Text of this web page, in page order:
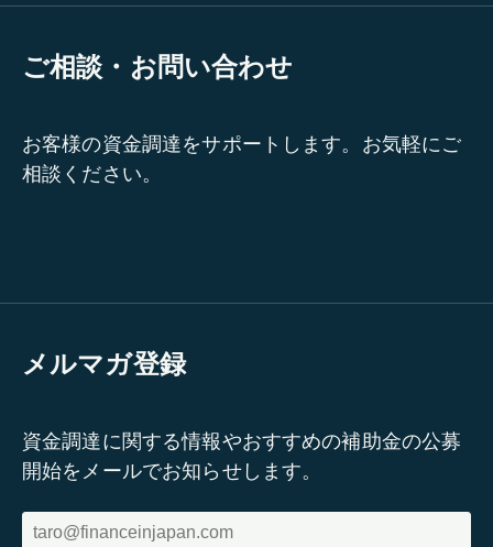
ご相談・お問い合わせ
お客様の資金調達をサポートします。お気軽にご
相談ください。
メルマガ登録
資金調達に関する情報やおすすめの補助金の公募
開始をメールでお知らせします。